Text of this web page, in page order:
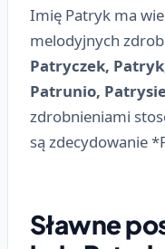
Imię Patryk ma
melodyjnych
Patryczek,
Patrunio,
zdrobnieniami
są zdecydowanie
Sławne